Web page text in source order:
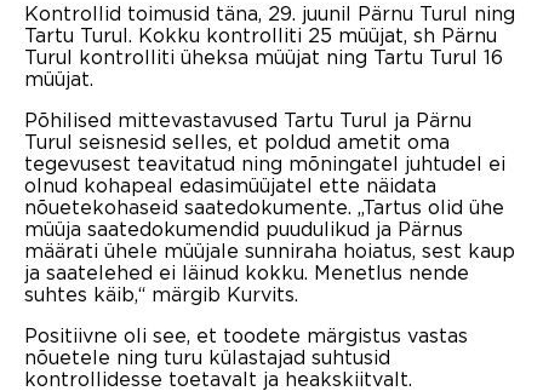
Kontrollid toimusid täna, 29. juunil Pärnu Turul ning
Tartu Turul. Kokku kontrolliti 25 müüjat, sh Pärnu
Turul kontrolliti üheksa müüjat ning Tartu Turul 16
müüjat.
Põhilised mittevastavused Tartu Turul ja Pärnu
Turul seisnesid selles, et poldud ametit oma
tegevusest teavitatud ning mõningatel juhtudel ei
olnud kohapeal edasimüüjatel ette näidata
nõuetekohaseid saatedokumente. „Tartus olid ühe
müüja saatedokumendid puudulikud ja Pärnus
määrati ühele müüjale sunniraha hoiatus, sest kaup
ja saatelehed ei läinud kokku. Menetlus nende
suhtes käib,“ märgib Kurvits.
Positiivne oli see, et toodete märgistus vastas
nõuetele ning turu külastajad suhtusid
kontrollidesse toetavalt ja heakskiitvalt.